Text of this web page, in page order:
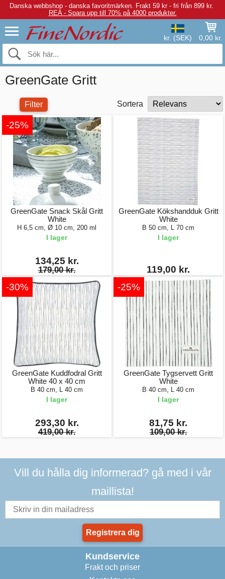
Danska webbshop - danska favoritmärken. Frakt 59 kr - fri från 899 kr.
REA - Spara upp till 70% på 4000 produkter.
kr. (SEK) 0,00 kr.
GreenGate Gritt
Filter Sortera
-25%
GreenGate Snack Skål Gritt
White
H 6,5 cm, Ø 10 cm, 200 ml
I lager
134,25 kr.
179,00 kr.
GreenGate Kökshandduk Gritt
White
B 50 cm, L 70 cm
I lager
119,00 kr.
-30%
GreenGate Kuddfodral Gritt
White 40 x 40 cm
B 40 cm, L 40 cm
I lager
293,30 kr.
419,00 kr.
-25%
GreenGate Tygservett Gritt
White
B 40 cm, L 40 cm
I lager
81,75 kr.
109,00 kr.
Vill du hålla dig informerad? gå med i vår
maillista!
Registrera dig
Kundservice
Frakt och priser